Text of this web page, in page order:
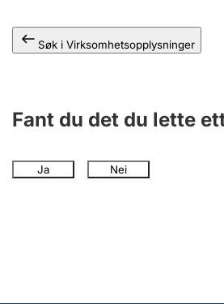
Søk i Virksomhetsopplysninger
Fant du det du lette
Ja Nei